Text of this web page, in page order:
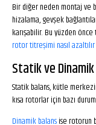
Bir diğer neden montaj ve
hizalama, gevşek
karışabilir. Bu yüzden
rotor titreşimi nasıl azaltılır
Statik ve
Statik balans, kütle
kısa rotorlar için bazı
Dinamik balansise rotorun